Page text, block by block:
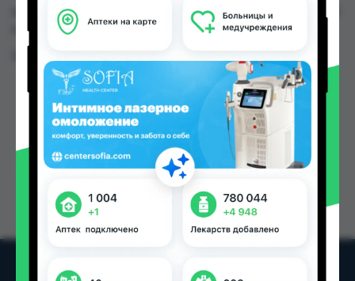
цене от 5.00 TJS до 15.00 TJS в Душанбе и других
городах Таджикистана